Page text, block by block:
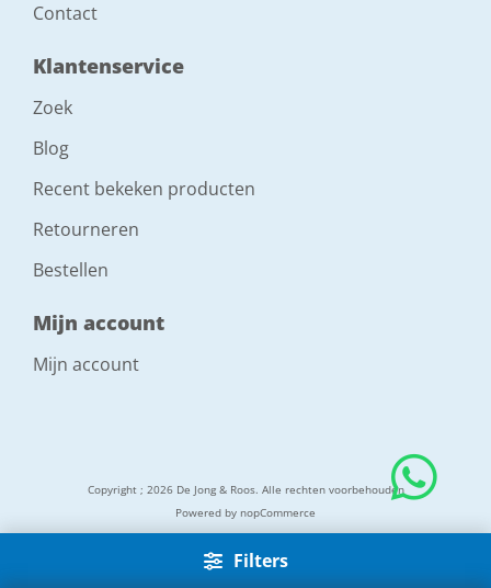
Filters
Contact
Klantenservice
Zoek
Blog
Recent bekeken producten
Retourneren
Bestellen
Mijn account
Mijn account
Copyright ; 2026 De Jong & Roos. Alle rechten voorbehouden
Powered by nopCommerce